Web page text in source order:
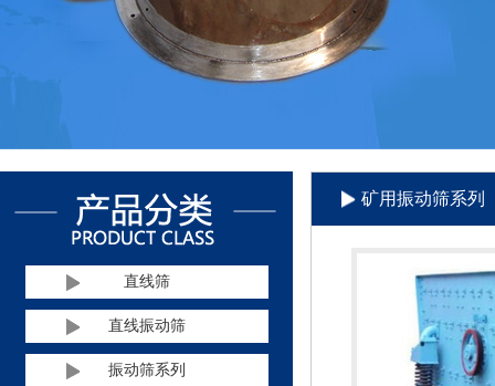
直线筛
直线振动筛
振动筛系列
矿用振动筛系列